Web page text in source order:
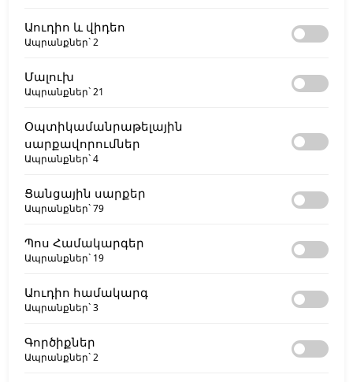
Աուդիո և վիդեո
Ապրանքներ`2
Մալուխ
Ապրանքներ`21
Օպտիկամանրաթելային
սարքավորումներ
Ապրանքներ`4
Ցանցային սարքեր
Ապրանքներ`79
Պոս Համակարգեր
Ապրանքներ` 19
Աուդիո համակարգ
Ապրանքներ`3
Գործիքներ
Ապրանքներ`2